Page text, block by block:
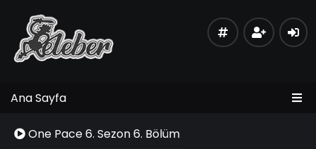
Ana Sayfa
One Pace 6. Sezon 6. Bölüm